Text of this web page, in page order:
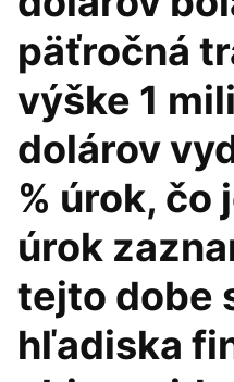
päťročná
výške 1
dolárov
% úrok, čo
úrok
tejto dobe
hľadiska